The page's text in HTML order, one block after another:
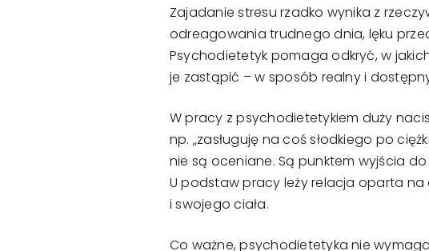
Zajadanie stresu rzadko wynika z
odreagowania trudnego dnia, lęku
Psychodietetyk pomaga odkryć, w
je zastąpić – w sposób realny i
W pracy z psychodietetykiem duży
np. „zasługuję na coś słodkiego po
nie są oceniane. Są punktem wyjścia
U podstaw pracy leży relacja oparta
i swojego ciała.
Co ważne, psychodietetyka nie